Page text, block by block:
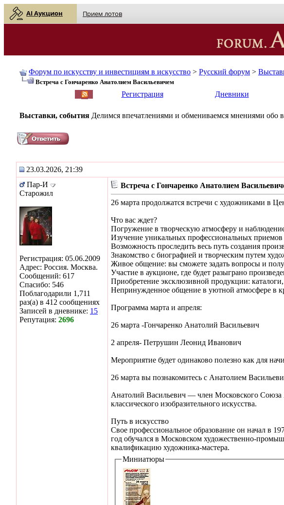
AI Аукцион Прием лотов
Форум по искусству и инвестициям в искусство > Русский форум >
Встреча с Гончаренко Анатолием Васильевичем
Регистрация Дневники
Выставки, события Делимся впечатлениями и обмениваемся мнениями обо
23.03.2026, 21:39
Пар-И
Старожил
Регистрация: 05.06.2009
Адрес: Россия. Москва.
Сообщений: 617
Спасибо: 546
Поблагодарили 1,711
раз(а) в 412 сообщениях
Записей в дневнике: 15
Репутация: 2696
Встреча с Гончаренко Анатолием
26 марта продолжатся встречи с художниками в
Что вас ждет?
Погружение в творческую атмосферу и
Изучение уникальных профессиональных приемов
Возможность проследить весь путь создания
Знакомство с биографией и творческим путем
Живое общение: вы сможете задать вопросы и
Участие в аукционе, где будет разыграно
Приобретение эксклюзивной продукции:
Непринужденное общение в уютной атмосфере в
Программа марта и апреля:
26 марта -Гончаренко Анатолий Васильевич
2 апреля- Петрушин Леонид Иванович
Мероприятие будет одинаково полезно как для
26 марта вы познакомитесь с Анатолием
Анатолий Васильевич — член Московского Союза
классического изобразительного искусства.
Путь в искусство
Свое профессиональное образование он начал в
год обучался в Московском художественно-
квалификацию художника-мастера.
Миниатюры